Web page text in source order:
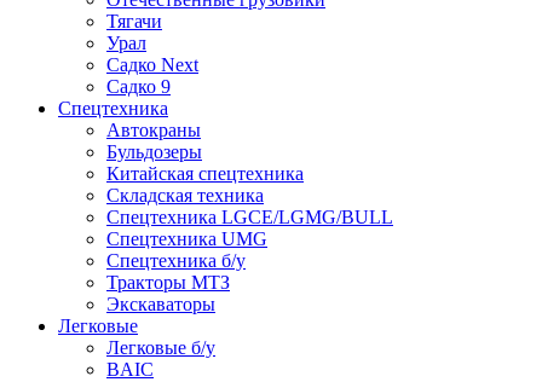
Тягачи
Урал
Садко Next
Садко 9
Спецтехника
Автокраны
Бульдозеры
Китайская спецтехника
Складская техника
Спецтехника LGCE/LGMG/BULL
Спецтехника UMG
Спецтехника б/у
Тракторы МТЗ
Экскаваторы
Легковые
Легковые б/у
BAIC